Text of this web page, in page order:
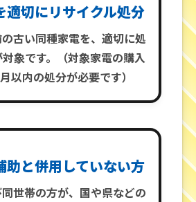
適切にリサイクル処分
古い同種家電を、適切に処
象です。
（対象家電の購入
以内の処分が必要です）
助と併用していない方
世帯の方が、国や県などの